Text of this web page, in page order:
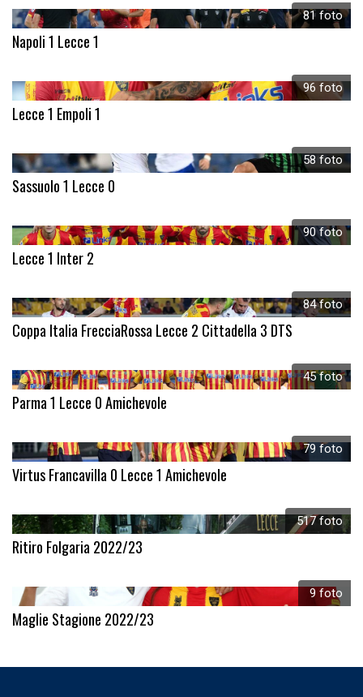
81 foto
Napoli 1 Lecce 1
96 foto
Lecce 1 Empoli 1
58 foto
Sassuolo 1 Lecce 0
90 foto
Lecce 1 Inter 2
84 foto
Coppa Italia FrecciaRossa Lecce 2 Cittadella 3 DTS
45 foto
Parma 1 Lecce 0 Amichevole
79 foto
Virtus Francavilla 0 Lecce 1 Amichevole
517 foto
Ritiro Folgaria 2022/23
9 foto
Maglie Stagione 2022/23